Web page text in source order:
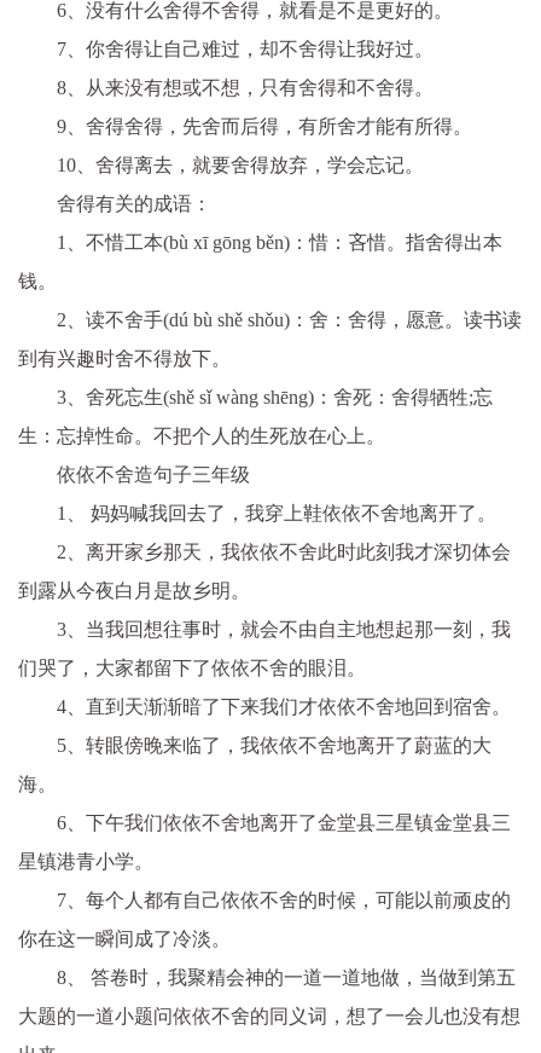
6、没有什么舍得不舍得，就看是不是更好的。
7、你舍得让自己难过，却不舍得让我好过。
8、从来没有想或不想，只有舍得和不舍得。
9、舍得舍得，先舍而后得，有所舍才能有所得。
10、舍得离去，就要舍得放弃，学会忘记。
舍得有关的成语：
1、不惜工本(bù xī gōng běn)：惜：吝惜。指舍得出本
钱。
2、读不舍手(dú bù shě shǒu)：舍：舍得，愿意。读书读
到有兴趣时舍不得放下。
3、舍死忘生(shě sǐ wàng shēng)：舍死：舍得牺牲;忘
生：忘掉性命。不把个人的生死放在心上。
依依不舍造句子三年级
1、 妈妈喊我回去了，我穿上鞋依依不舍地离开了。
2、离开家乡那天，我依依不舍此时此刻我才深切体会
到露从今夜白月是故乡明。
3、当我回想往事时，就会不由自主地想起那一刻，我
们哭了，大家都留下了依依不舍的眼泪。
4、直到天渐渐暗了下来我们才依依不舍地回到宿舍。
5、转眼傍晚来临了，我依依不舍地离开了蔚蓝的大
海。
6、下午我们依依不舍地离开了金堂县三星镇金堂县三
星镇港青小学。
7、每个人都有自己依依不舍的时候，可能以前顽皮的
你在这一瞬间成了冷淡。
8、 答卷时，我聚精会神的一道一道地做，当做到第五
大题的一道小题问依依不舍的同义词，想了一会儿也没有想